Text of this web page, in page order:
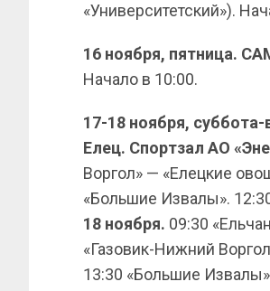
«Университетский»).
16 ноября, пятница.
Начало в 10:00.
17-18 ноября,
Елец. Спортзал АО
Воргол» — «Елецкие
«Большие Извалы».
18 ноября. 09:30
«Газовик-Нижний
13:30 «Большие